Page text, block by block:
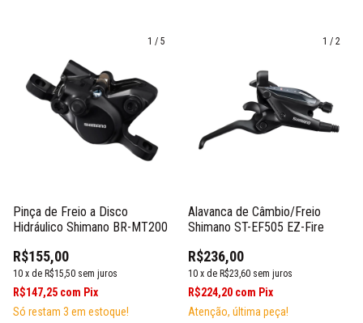
1 / 5
Pinça de Freio a Disco
Hidráulico Shimano BR-MT200
R$155,00
10 x de R$15,50 sem juros
R$147,25 com Pix
Só restam 3 em estoque!
1 / 2
Alavanca de Câmbio/Freio
Shimano ST-EF505 EZ-Fire
R$236,00
10 x de R$23,60 sem juros
R$224,20 com Pix
Atenção, última peça!